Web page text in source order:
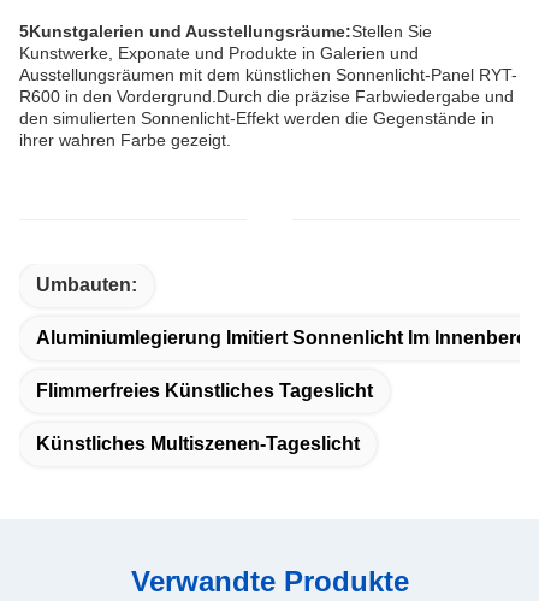
5Kunstgalerien und Ausstellungsräume:Stellen Sie
Kunstwerke, Exponate und Produkte in Galerien und
Ausstellungsräumen mit dem künstlichen Sonnenlicht-Panel RYT-
R600 in den Vordergrund.Durch die präzise Farbwiedergabe und
den simulierten Sonnenlicht-Effekt werden die Gegenstände in
ihrer wahren Farbe gezeigt.
Umbauten:
Aluminiumlegierung Imitiert Sonnenlicht Im
Flimmerfreies Künstliches Tageslicht
Künstliches Multiszenen-Tageslicht
Verwandte Produkte